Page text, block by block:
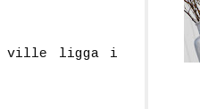
ville ligga i